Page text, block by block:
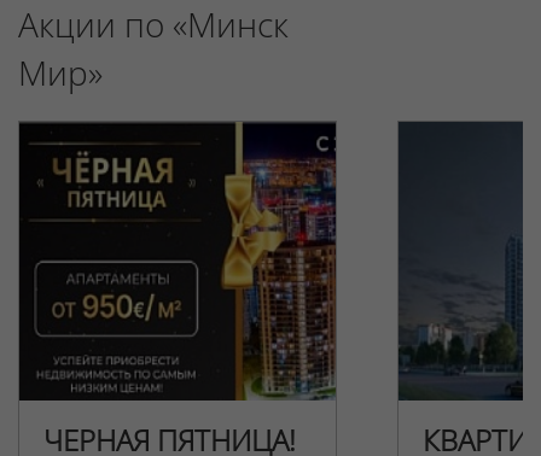
Акции по «Минск
Мир»
ЧЕРНАЯ ПЯТНИЦА!